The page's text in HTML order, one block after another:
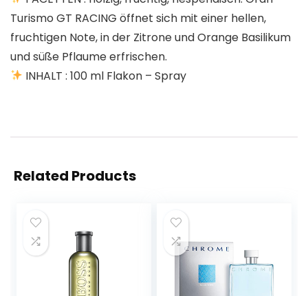
Turismo GT RACING öffnet sich mit einer hellen,
fruchtigen Note, in der Zitrone und Orange Basilikum
und süße Pflaume erfrischen.
INHALT : 100 ml Flakon – Spray
Related Products